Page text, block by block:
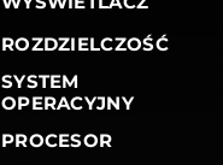
ROZDZIELCZOŚĆ
SYSTEM
OPERACYJNY
PROCESOR